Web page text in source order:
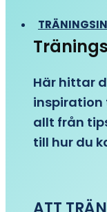
Här hittar
inspiration
allt från
till hur du